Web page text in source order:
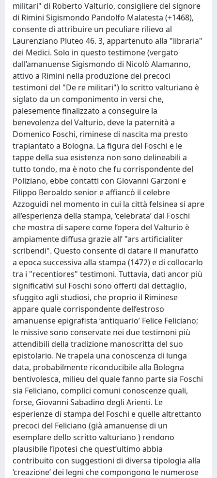
militari" di Roberto Valturio, consigliere del signore
di Rimini Sigismondo Pandolfo Malatesta (+1468),
consente di attribuire un peculiare rilievo al
Laurenziano Pluteo 46. 3, appartenuto alla "libraria"
dei Medici. Solo in questo testimone (vergato
dall’amanuense Sigismondo di Nicolò Alamanno,
attivo a Rimini nella produzione dei precoci
testimoni del "De re militari") lo scritto valturiano è
siglato da un componimento in versi che,
palesemente finalizzato a conseguire la
benevolenza del Valturio, deve la paternità a
Domenico Foschi, riminese di nascita ma presto
trapiantato a Bologna. La figura del Foschi e le
tappe della sua esistenza non sono delineabili a
tutto tondo, ma è noto che fu corrispondente del
Poliziano, ebbe contatti con Giovanni Garzoni e
Filippo Beroaldo senior e affiancò il celebre
Azzoguidi nel momento in cui la città felsinea si apre
all’esperienza della stampa, ‘celebrata’ dal Foschi
che mostra di sapere come l’opera del Valturio è
ampiamente diffusa grazie all’ "ars artificialiter
scribendi". Questo consente di datare il manufatto
a epoca successiva alla stampa (1472) e di collocarlo
tra i "recentiores" testimoni. Tuttavia, dati ancor più
significativi sul Foschi sono offerti dal dettaglio,
sfuggito agli studiosi, che proprio il Riminese
appare quale corrispondente dell’estroso
amanuense epigrafista ‘antiquario’ Felice Feliciano;
le missive sono conservate nei due testimoni più
attendibili della tradizione manoscritta del suo
epistolario. Ne trapela una conoscenza di lunga
data, probabilmente riconducibile alla Bologna
bentivolesca, milieu del quale fanno parte sia Foschi
sia Feliciano, complici comuni conoscenze quali,
forse, Giovanni Sabadino degli Arienti. Le
esperienze di stampa del Foschi e quelle altrettanto
precoci del Feliciano (già amanuense di un
esemplare dello scritto valturiano ) rendono
plausibile l’ipotesi che quest’ultimo abbia
contribuito con suggestioni di diversa tipologia alla
‘creazione’ dei legni che compongono le numerose